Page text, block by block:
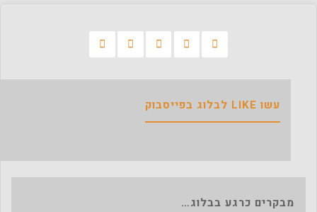
עשו LIKE לבלוג בפייסבוק
מבקרים כרגע בבלוג…